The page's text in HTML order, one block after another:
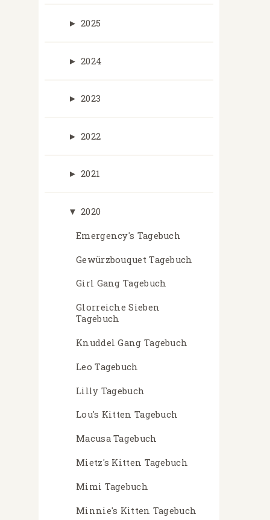
► 2025
► 2024
► 2023
► 2022
► 2021
▼ 2020
Emergency's Tagebuch
Gewürzbouquet Tagebuch
Girl Gang Tagebuch
Glorreiche Sieben
Tagebuch
Knuddel Gang Tagebuch
Leo Tagebuch
Lilly Tagebuch
Lou's Kitten Tagebuch
Macusa Tagebuch
Mietz's Kitten Tagebuch
Mimi Tagebuch
Minnie's Kitten Tagebuch